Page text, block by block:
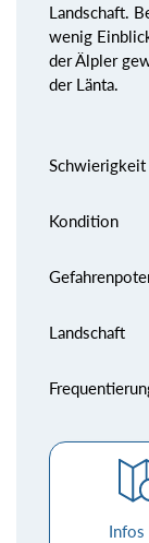
Landschaft.
wenig
der Älpler
der Länta.
Schwierigkeit
Kondition
Landschaft
Infos